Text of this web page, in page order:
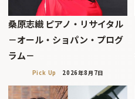
桑原志織 ピアノ・リサイタル
－オール・ショパン・プログ
ラム－
Pick Up 2026年8月7日